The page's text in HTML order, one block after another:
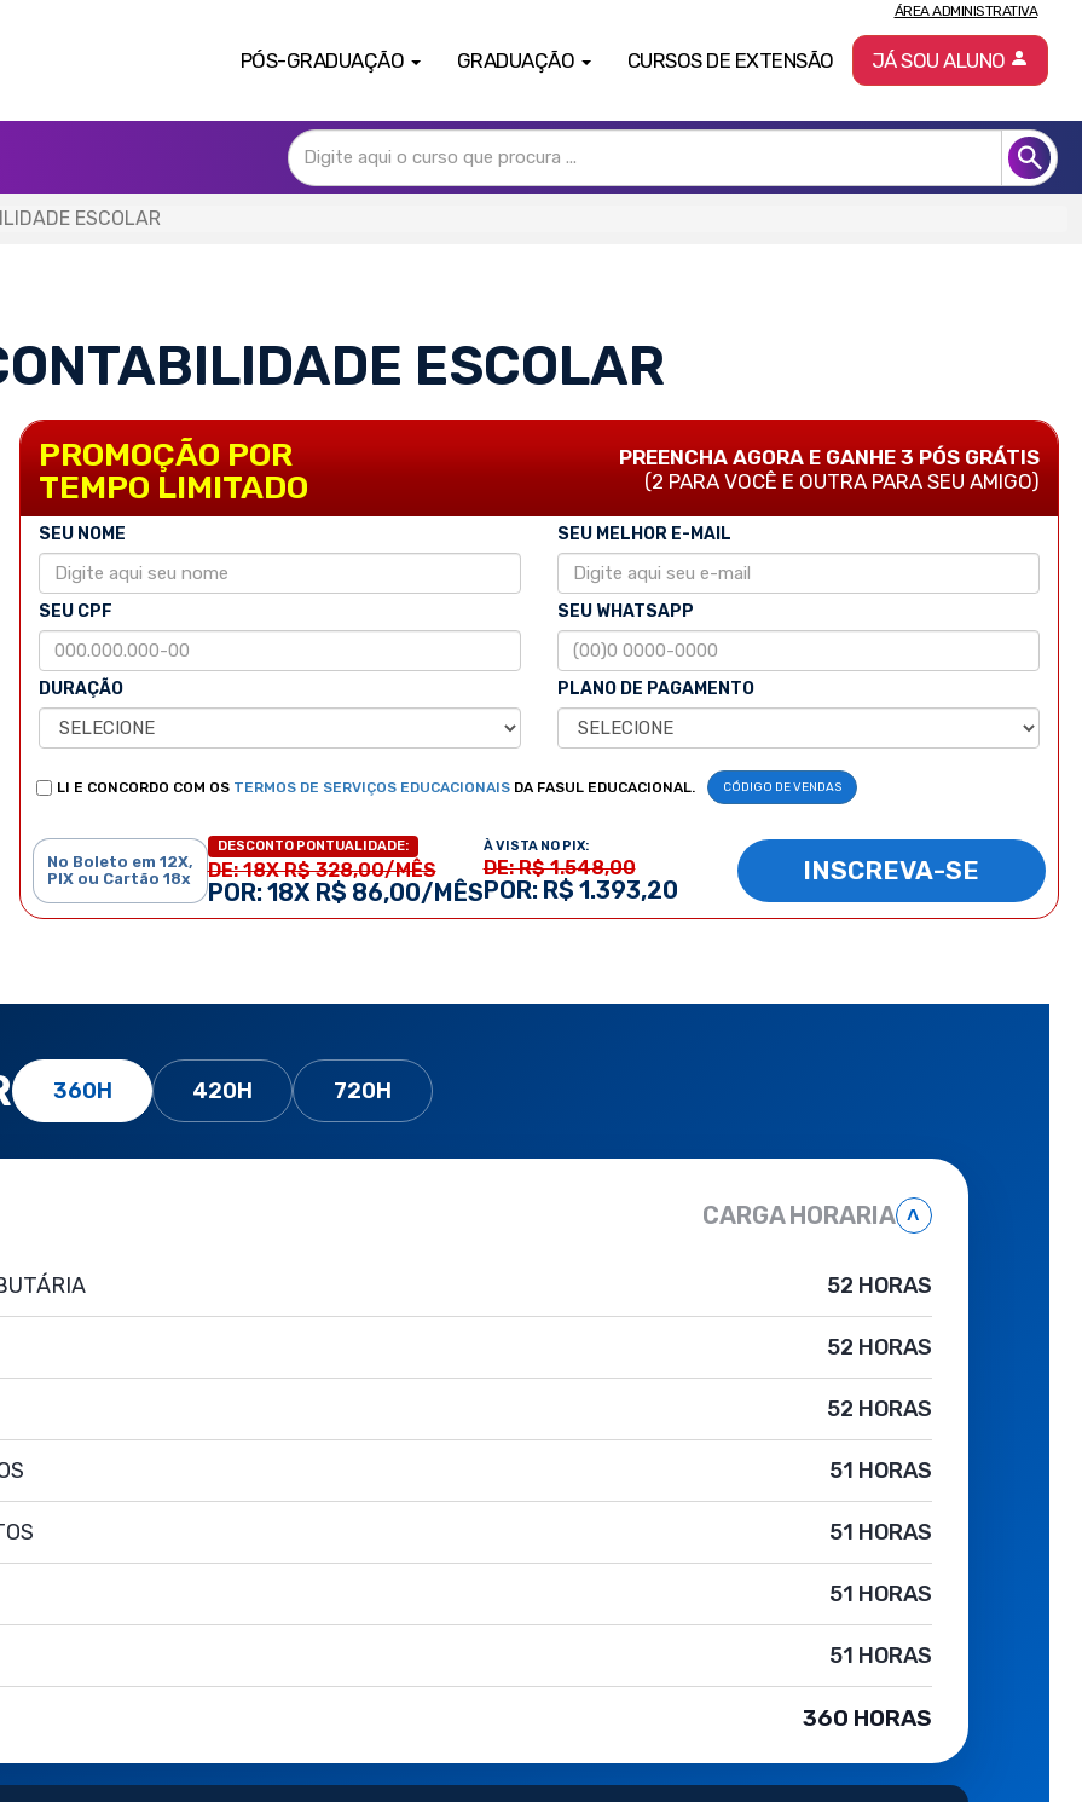
PÓS-GRADUAÇÃO GRADUAÇÃO CURSOS DE EXTENSÃO
ÁREA ADMINISTRATIVA
JÁ SOU ALUNO
ESCOLAR
ESCOLAR
PROMOÇÃO POR
TEMPO LIMITADO
PREENCHA AGORA E GANHE 3 PÓS GRÁTIS
(2 PARA VOCÊ E OUTRA PARA SEU AMIGO)
SEU NOME
SEU CPF
SEU MELHOR E-MAIL
SEU WHATSAPP
DURAÇÃO PLANO DE PAGAMENTO
LI E CONCORDO COM OS TERMOS DE SERVIÇOS EDUCACIONAISDA FASUL EDUCACIONAL. CÓDIGO DE VENDAS
No Boleto em 12X,
PIX ou Cartão 18x
DESCONTO PONTUALIDADE:
DE: 18X R$ 328,00/MÊS
POR: 18X R$ 86,00/MÊS
À VISTA NO PIX:
DE: R$ 1.548,00
POR: R$ 1.393,20
INSCREVA-SE
360H 420H 720H
CARGA HORARIA ˄
52 HORAS
52 HORAS
52 HORAS
51 HORAS
51 HORAS
51 HORAS
51 HORAS
360 HORAS